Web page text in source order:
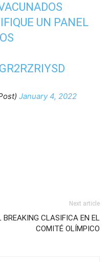
UN PANEL
January 4, 2022
Next article
BREAKING CLASIFICA EN EL
COMITÉ OLÍMPICO